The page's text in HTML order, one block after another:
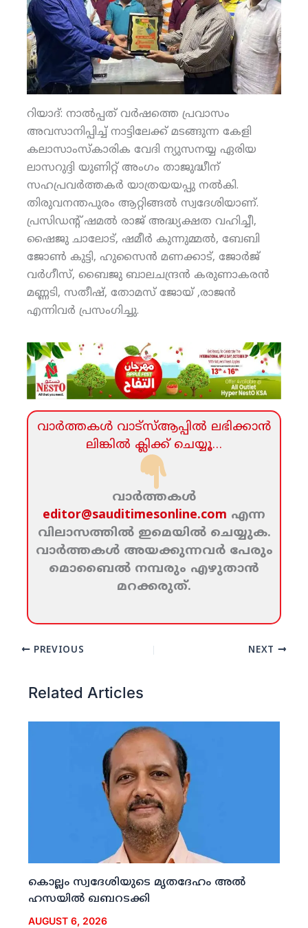
റിയാദ്: നാല്‍പ്പത് വര്‍ഷത്തെ പ്രവാസം
അവസാനിപ്പിച്ച് നാട്ടിലേക്ക് മടങ്ങുന്ന കേളി
കലാസാംസ്‌കാരിക വേദി ന്യുസനയ്യ ഏരിയ
ലാസറുദ്ദി യുണിറ്റ് അംഗം താജുദ്ധീന്
സഹപ്രവര്‍ത്തകര്‍ യാത്രയയപ്പു നല്‍കി.
തിരുവനന്തപുരം ആറ്റിങ്ങല്‍ സ്വദേശിയാണ്.
പ്രസിഡന്റ് ഷമല്‍ രാജ് അദ്ധ്യക്ഷത വഹിച്ചീ,
ഷൈജു ചാലോട്, ഷമീര്‍ കുന്നുമ്മല്‍, ബേബി
ജോണ്‍ കുട്ടി, ഹുസൈന്‍ മണക്കാട്, ജോര്‍ജ്
വര്‍ഗീസ്, ബൈജു ബാലചന്ദ്രന്‍ കരുണാകരന്‍
മണ്ണടി, സതീഷ്, തോമസ് ജോയ് ,രാജന്‍
എന്നിവര്‍ പ്രസംഗിച്ചു.
വാര്‍ത്തകള്‍ വാട്‌സ്‌ആപ്പില്‍ ലഭിക്കാന്‍
ലിങ്കില്‍ ക്ലിക്ക്‌ ചെയ്യൂ…
വാര്‍ത്തകള്‍
editor@sauditimesonline.com എന്ന
വിലാസത്തില്‍ ഇമെയില്‍ ചെയ്യുക.
വാര്‍ത്തകള്‍ അയക്കുന്നവര്‍ പേരും
മൊബൈല്‍ നമ്പരും എഴുതാന്‍
മറക്കരുത്‌.
PREVIOUS NEXT
Related Articles
കൊല്ലം സ്വദേശിയുടെ മൃതദേഹം അല്‍
ഹസയില്‍ ഖബറടക്കി
AUGUST 6, 2026